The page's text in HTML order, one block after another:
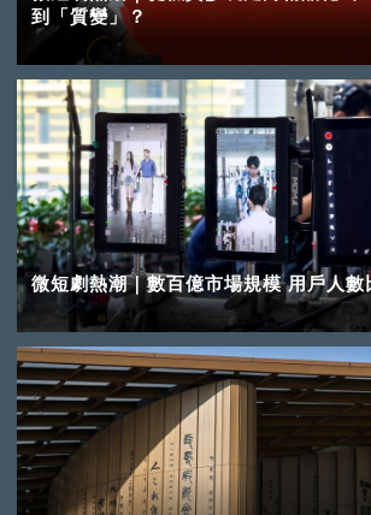
到「質變」？
微短劇熱潮｜數百億市場規模 用戶人數